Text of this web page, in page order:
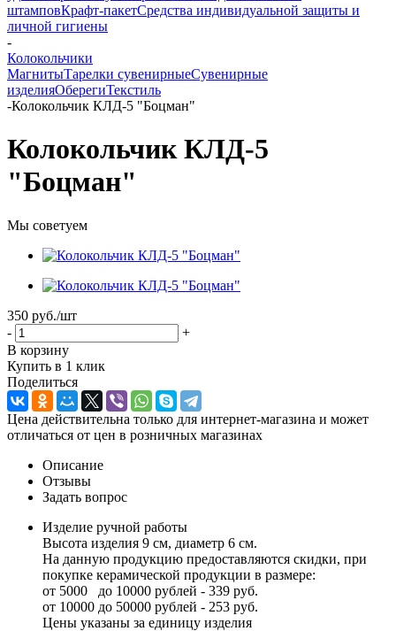
штамповКрафт-пакетСредства индивидуальной защиты и
личной гигиены
-
Колокольчики
МагнитыТарелки сувенирныеСувенирные
изделияОберегиТекстиль
-Колокольчик КЛД-5 "Боцман"
Колокольчик КЛД-5
"Боцман"
Мы советуем
350 руб./шт
-
+
В корзину
Купить в 1 клик
Поделиться
Цена действительна только для интернет-магазина и может
отличаться от цен в розничных магазинах
Описание
Отзывы
Задать вопрос
Изделие ручной работы
Высота изделия 9 см, диаметр 6 см.
На данную продукцию предоставляются скидки, при
покупке керамической продукции в размере:
от 5000 до 10000 рублей - 339 руб.
от 10000 до 50000 рублей - 253 руб.
Цены указаны за единицу изделия